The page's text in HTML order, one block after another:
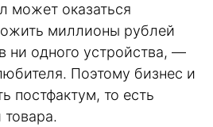
может оказаться
миллионы рублей
ни одного устройства, —
Поэтому бизнес и
постфактум, то есть